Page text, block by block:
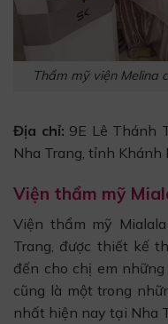
Thẩm mỹ viện Melina
Địa chỉ: 9E Lê Thánh
Nha Trang, tỉnh Khánh
Viện thẩm mỹ
Viện thẩm mỹ
Trang, được thiết kế
đến cho chị em
cũng là một trong
nhất hiện nay tại Nha